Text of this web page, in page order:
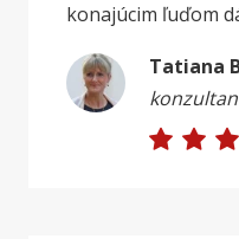
konajúcim ľuďom
Tatiana